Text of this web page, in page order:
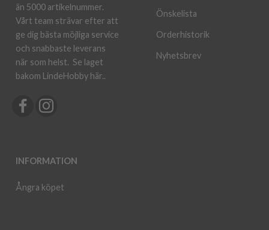
än 5000 artikelnummer.
Vårt team strävar efter att
ge dig bästa möjliga service
och snabbaste leverans
när som helst. Se laget
bakom LindeHobby här..
INFORMATION
Ångra köpet
Önskelista
Orderhistorik
Nyhetsbrev